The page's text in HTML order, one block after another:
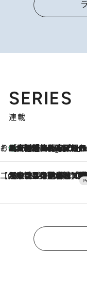
SERIES
連載
そおだよおこの関西おいしい、おやつ紀行
8 Hours Ago
［大阪府箕面市］一皿一皿目の前で仕上げられる、料理を巧みに組み込んだアシェットデセールコース「ミチル アシェット デセール（Michiru assiette dessert）」
【CREA×星野リゾート】唯一無二。癒しと発見が
2026.8.7
【トンボの足水浴】ヒノキの香りに包まれて涼感マックス！約13℃の湧水かけ流しを避暑地「星野温泉 ト